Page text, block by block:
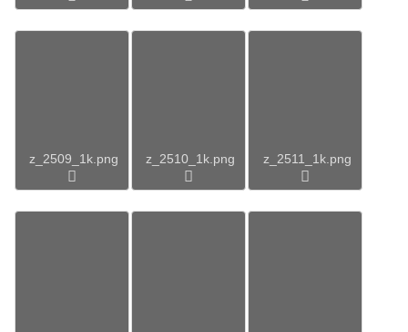
z_2509_1k.png z_2510_1k.png z_2511_1k.png